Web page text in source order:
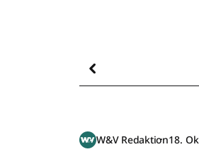
W&V Redaktion18.